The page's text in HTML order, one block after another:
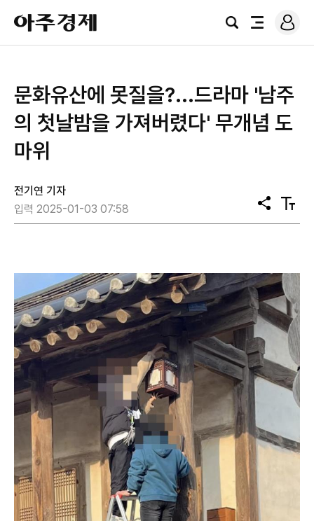
아
주
경
검
전
로
그
문화유산에 못질을?...드라마 '남주
의 첫날밤을 가져버렸다' 무개념 도
마위
전기연 기자
입력 2025-01-03 07:58
공
유
텍
스